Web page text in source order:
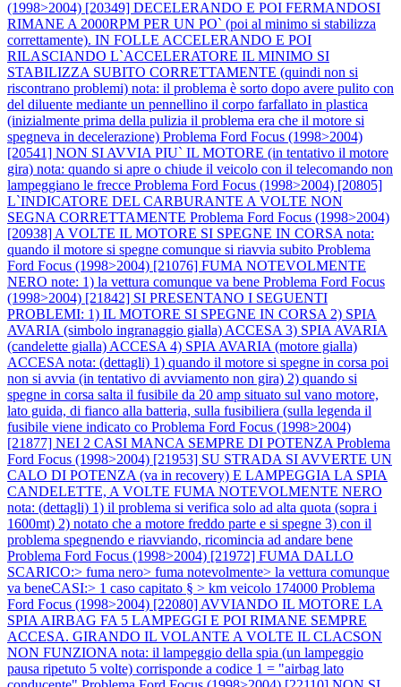
(1998>2004) [20349] DECELERANDO E POI FERMANDOSI
RIMANE A 2000RPM PER UN PO` (poi al minimo si stabilizza
correttamente). IN FOLLE ACCELERANDO E POI
RILASCIANDO L`ACCELERATORE IL MINIMO SI
STABILIZZA SUBITO CORRETTAMENTE (quindi non si
riscontrano problemi) nota: il problema è sorto dopo avere pulito con
del diluente mediante un pennellino il corpo farfallato in plastica
(inizialmente prima della pulizia il problema era che il motore si
spegneva in decelerazione) Problema Ford Focus (1998>2004)
[20541] NON SI AVVIA PIU` IL MOTORE (in tentativo il motore
gira) nota: quando si apre o chiude il veicolo con il telecomando non
lampeggiano le frecce Problema Ford Focus (1998>2004) [20805]
L`INDICATORE DEL CARBURANTE A VOLTE NON
SEGNA CORRETTAMENTE Problema Ford Focus (1998>2004)
[20938] A VOLTE IL MOTORE SI SPEGNE IN CORSA nota:
quando il motore si spegne comunque si riavvia subito Problema
Ford Focus (1998>2004) [21076] FUMA NOTEVOLMENTE
NERO note: 1) la vettura comunque va bene Problema Ford Focus
(1998>2004) [21842] SI PRESENTANO I SEGUENTI
PROBLEMI: 1) IL MOTORE SI SPEGNE IN CORSA 2) SPIA
AVARIA (simbolo ingranaggio gialla) ACCESA 3) SPIA AVARIA
(candelette gialla) ACCESA 4) SPIA AVARIA (motore gialla)
ACCESA nota: (dettagli) 1) quando il motore si spegne in corsa poi
non si avvia (in tentativo di avviamento non gira) 2) quando si
spegne in corsa salta il fusibile da 20 amp situato sul vano motore,
lato guida, di fianco alla batteria, sulla fusibiliera (sulla legenda il
fusibile viene indicato co Problema Ford Focus (1998>2004)
[21877] NEI 2 CASI MANCA SEMPRE DI POTENZA Problema
Ford Focus (1998>2004) [21953] SU STRADA SI AVVERTE UN
CALO DI POTENZA (va in recovery) E LAMPEGGIA LA SPIA
CANDELETTE, A VOLTE FUMA NOTEVOLMENTE NERO
nota: (dettagli) 1) il problema si verifica solo ad alta quota (sopra i
1600mt) 2) notato che a motore freddo parte e si spegne 3) con il
problema spegnendo e riavviando, ricomincia ad andare bene
Problema Ford Focus (1998>2004) [21972] FUMA DALLO
SCARICO:> fuma nero> fuma notevolmente> la vettura comunque
va beneCASI:> 1 caso capitato § > km veicolo 174000 Problema
Ford Focus (1998>2004) [22080] AVVIANDO IL MOTORE LA
SPIA AIRBAG FA 5 LAMPEGGI E POI RIMANE SEMPRE
ACCESA. GIRANDO IL VOLANTE A VOLTE IL CLACSON
NON FUNZIONA nota: il lampeggio della spia (un lampeggio
pausa ripetuto 5 volte) corrisponde a codice 1 = "airbag lato